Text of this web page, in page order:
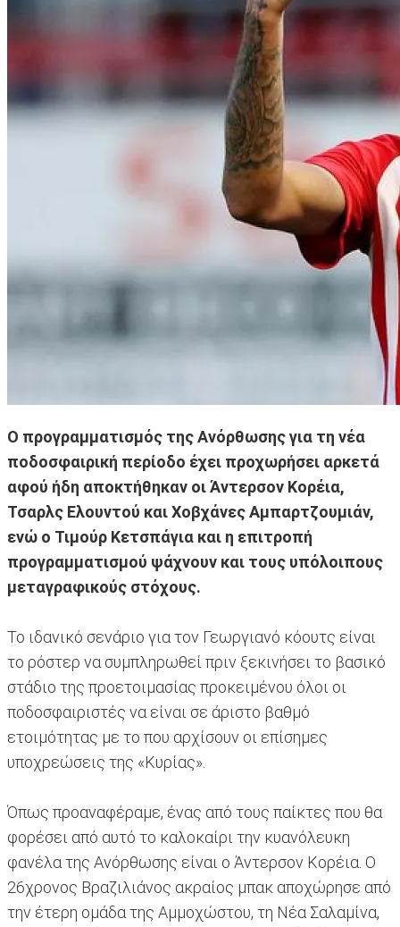
Ο προγραμματισμός της Ανόρθωσης για τη νέα
ποδοσφαιρική περίοδο έχει προχωρήσει αρκετά
αφού ήδη αποκτήθηκαν οι Άντερσον Κορέια,
Τσαρλς Ελουντού και Χοβχάνες Αμπαρτζουμιάν,
ενώ ο Τιμούρ Κετσπάγια και η επιτροπή
προγραμματισμού ψάχνουν και τους υπόλοιπους
μεταγραφικούς στόχους.
Το ιδανικό σενάριο για τον Γεωργιανό κόουτς είναι
το ρόστερ να συμπληρωθεί πριν ξεκινήσει το βασικό
στάδιο της προετοιμασίας προκειμένου όλοι οι
ποδοσφαιριστές να είναι σε άριστο βαθμό
ετοιμότητας με το που αρχίσουν οι επίσημες
υποχρεώσεις της «Κυρίας».
Όπως προαναφέραμε, ένας από τους παίκτες που θα
φορέσει από αυτό το καλοκαίρι την κυανόλευκη
φανέλα της Ανόρθωσης είναι ο Άντερσον Κορέια. Ο
26χρονος Βραζιλιάνος ακραίος μπακ αποχώρησε από
την έτερη ομάδα της Αμμοχώστου, τη Νέα Σαλαμίνα,